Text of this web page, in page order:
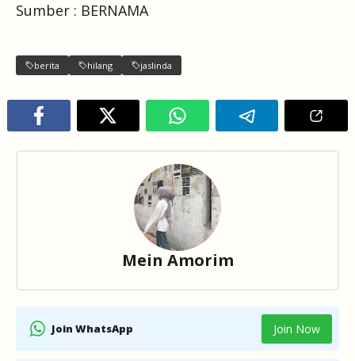
Sumber : BERNAMA
berita hilang jaslinda
Mein Amorim
Join WhatsApp Join Now